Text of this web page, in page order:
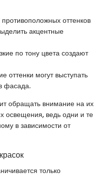
оттенков
акцентные
по тону цвета создают
оттенки могут выступать
фасада.
обращать внимание на их
освещения, ведь одни и те
в зависимости от
только